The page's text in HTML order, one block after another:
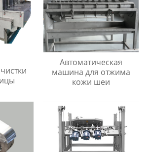
Автоматическая
машина для отжима
кожи шеи